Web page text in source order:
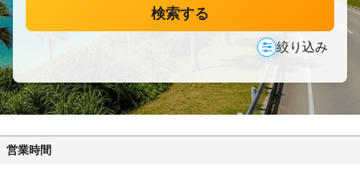
検索する
絞り込み
営業時間